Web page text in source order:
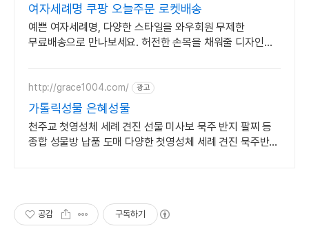
여자세례명 쿠팡 오늘주문 로켓배송
예쁜 여자세례명, 다양한 스타일을 와우회원 무제한
무료배송으로 만나보세요. 허전한 손목을 채워줄 디자인
http://grace1004.com/ 광고
가톨릭성물 은혜성물
천주교 첫영성체 세례 견진 선물 미사보 묵주 반지 팔찌 등
종합 성물방 납품 도매 다양한 첫영성체 세례 견진 묵주반지
공감 구독하기